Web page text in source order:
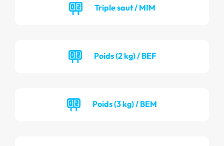
Triple saut / MIM
Poids (2 kg) / BEF
Poids (3 kg) / BEM